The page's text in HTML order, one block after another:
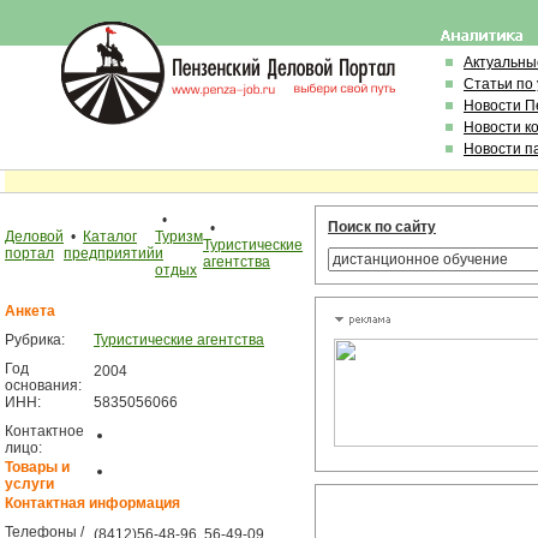
Статьи по
Новости
Новости
Новости
Деловой
портал
• Каталог
предприятий
•
Туризм
и
отдых
•
Туристические
агентства
Анкета
Рубрика:
Туристические агентства
Год
основания:
2004
ИНН:
5835056066
Контактное
лицо:
Товары и
услуги
Контактная информация
Телефоны / (8412)56-48-96, 56-49-09
Поиск по сайту